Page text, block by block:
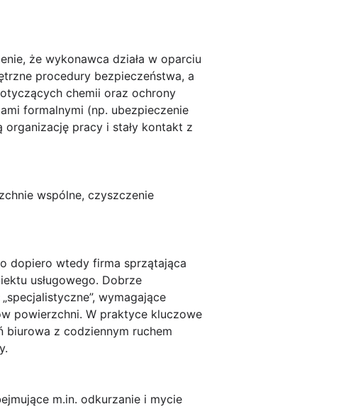
że wykonawca działa w oparciu
procedury bezpieczeństwa, a
chemii oraz ochrony
formalnymi (np. ubezpieczenie
pracy i stały kontakt z
wspólne, czyszczenie
dopiero wtedy firma sprzątająca
usługowego. Dobrze
wymagające
powierzchni. W praktyce kluczowe
biurowa z codziennym ruchem
m.in. odkurzanie i mycie